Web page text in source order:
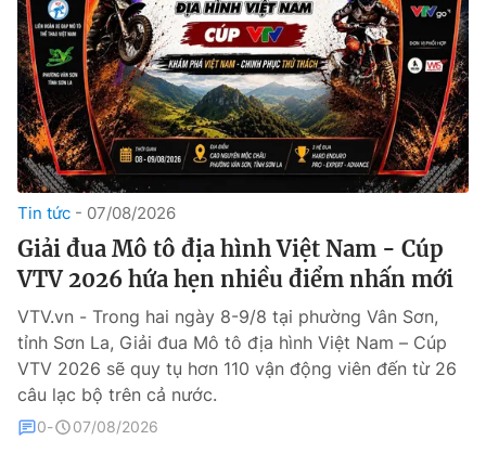
Bên lề
THỜI BÁO VTV
Theo dõi báo trên
Cơ quan chủ quản:
Đài Truyền hình Việt Nam
Cơ quan báo chí:Thời báo VTV
Giấy phép hoạt động báo in và báo điện tử số 483/GP-BTTTT
cấp ngày 29/12/2023
Tổng Biên tập:Vũ Thanh Thủy
Tin tức 07/08/2026
Giải đua Mô tô địa hình Việt Nam - Cúp
VTV 2026 hứa hẹn nhiều điểm nhấn mới
VTV.vn - Trong hai ngày 8-9/8 tại phường Vân Sơn,
tỉnh Sơn La, Giải đua Mô tô địa hình Việt Nam – Cúp
VTV 2026 sẽ quy tụ hơn 110 vận động viên đến từ 26
câu lạc bộ trên cả nước.
0 07/08/2026